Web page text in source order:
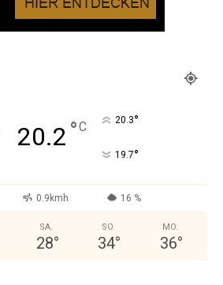
20.2 °C 20.3°
19.7°
0.9kmh 16 %
SA.
28°
SO.
34°
MO.
36°